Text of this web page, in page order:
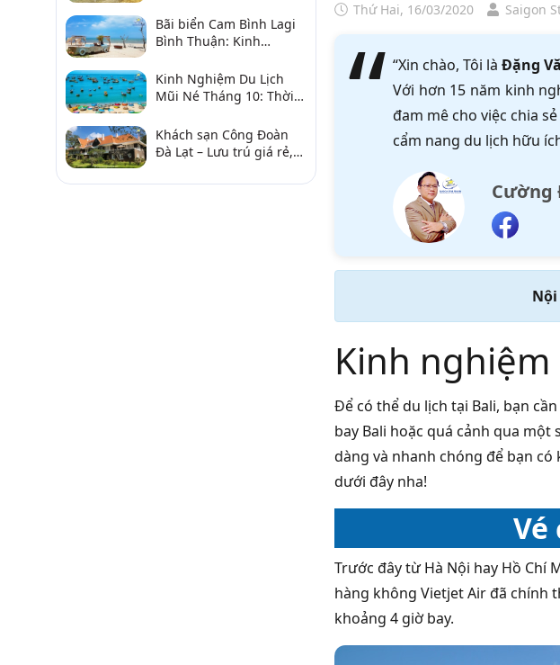
Thứ Hai, 16/03/2020 Saigon
“Xin chào, Tôi làĐặng
Với hơn 15 năm kinh
đam mê cho việc chia
cẩm nang du lịch hữu
Cường
Kinh
Để có thể du lịch tại Bali, bạn
bay Bali hoặc quá cảnh qua một
dàng và nhanh chóng để bạn
dưới đây nha!
Trước đây từ Hà Nội hay Hồ Chí
hàng không Vietjet Air đã chính
khoảng 4 giờ bay.
Bãi biển Cam Bình Lagi
Bình Thuận: Kinh
sản, điểm gần
Kinh Nghiệm Du Lịch
Mũi Né Tháng 10: Thời
Khách sạn Công Đoàn
Đà Lạt – Lưu trú giá rẻ,
Hương